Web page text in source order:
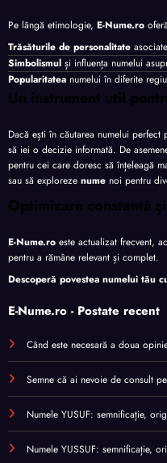
Pe lângă etimologie, E-Nume.ro
Trăsăturile de personalitate
Simbolismul și influența numelui
Popularitatea numelui în diferite
Un instrument util
Dacă ești în căutarea numelui perfect
să iei o decizie informată. De
pentru cei care doresc să înțeleagă
sau să exploreze nume noi pentru
Optimizare constantă
E-Nume.ro este actualizat frecvent,
pentru a rămâne relevant și complet.
Descoperă povestea numelui tău
E-Nume.ro - Postate recent
Când este necesară a doua
Semne că ai nevoie de consult
Numele YUSUF: semnificație,
Numele YUSSUF: semnificație,